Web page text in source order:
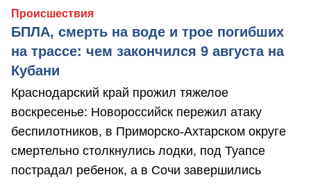
Происшествия
БПЛА, смерть на воде и трое погибших
на трассе: чем закончился 9 августа на
Кубани
Краснодарский край прожил тяжелое
воскресенье: Новороссийск пережил атаку
беспилотников, в Приморско-Ахтарском округе
смертельно столкнулись лодки, под Туапсе
пострадал ребенок, а в Сочи завершились